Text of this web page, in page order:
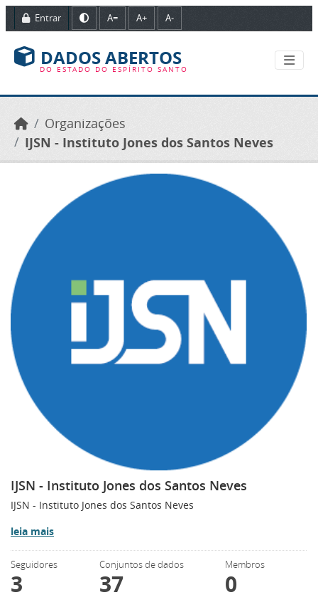
Ir para o conteúdo principal
Entrar A= A+ A-
DADOS ABERTOS
DO ESTADO DO ESPÍRITO SANTO
Organizações
IJSN - Instituto Jones dos Santos Neves
IJSN - Instituto Jones dos Santos Neves
IJSN - Instituto Jones dos Santos Neves
leia mais
Seguidores
3
Conjuntos de dados
37
Membros
0